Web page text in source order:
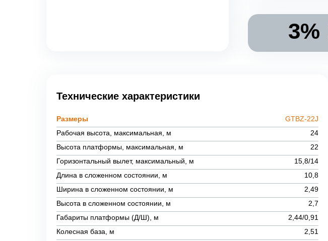
3%
Технические характеристики
Размеры
Рабочая высота, максимальная, м
Высота платформы, максимальная, м
Горизонтальный вылет, максимальный, м
Длина в сложенном состоянии, м
Ширина в сложенном состоянии, м
Высота в сложенном состоянии, м
Габариты платформы (Д/Ш), м
Колесная база, м
GTBZ-22J
24
22
15,8/14
10,8
2,49
2,7
2,44/0,91
2,51